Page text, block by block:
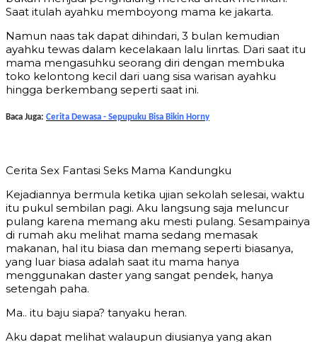
Saat itulah ayahku memboyong mama ke jakarta.
Namun naas tak dapat dihindari, 3 bulan kemudian
ayahku tewas dalam kecelakaan lalu linrtas. Dari saat itu
mama mengasuhku seorang diri dengan membuka
toko kelontong kecil dari uang sisa warisan ayahku
hingga berkembang seperti saat ini.
Baca Juga: Cerita Dewasa - Sepupuku Bisa Bikin Horny
Cerita Sex Fantasi Seks Mama Kandungku
Kejadiannya bermula ketika ujian sekolah selesai, waktu
itu pukul sembilan pagi. Aku langsung saja meluncur
pulang karena memang aku mesti pulang. Sesampainya
di rumah aku melihat mama sedang memasak
makanan, hal itu biasa dan memang seperti biasanya,
yang luar biasa adalah saat itu mama hanya
menggunakan daster yang sangat pendek, hanya
setengah paha.
Ma.. itu baju siapa? tanyaku heran.
Aku dapat melihat walaupun diusianya yang akan